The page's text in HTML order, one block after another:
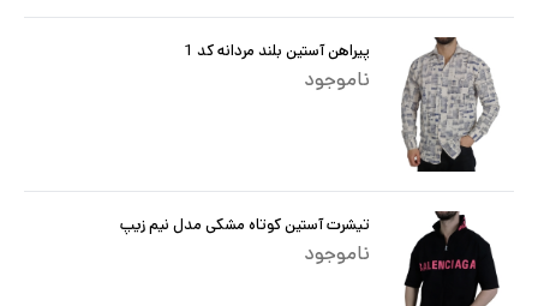
پیراهن آستین بلند مردانه کد 1
ناموجود
تیشرت آستین کوتاه مشکی مدل نیم زیپ
ناموجود